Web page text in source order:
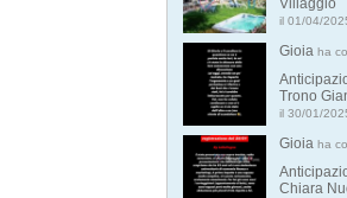
Villaggio
il 01/04/
Gioia ha
Trono
il 30/01/
Gioia ha
Chiara